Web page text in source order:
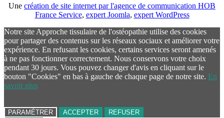
Une création de site internet par l'agence de communication HOB
France Service, expert Joomla, expert WordPress
Notre site Approche tissulaire de l'ostéopathie utilise des cookies
pour partager des contenus sur les réseaux sociaux et améliorer votre
expérience. En refusant les cookies, certains services seront amenés
à ne pas fonctionner correctement. Nous conservons votre choix
pendant 30 jours. Vous pouvez changer d'avis en cliquant sur le
bouton "Cookies" en bas à gauche de chaque page de notre site. En
savoir plus
PARAMÉTRER ACCEPTER
REFUSER